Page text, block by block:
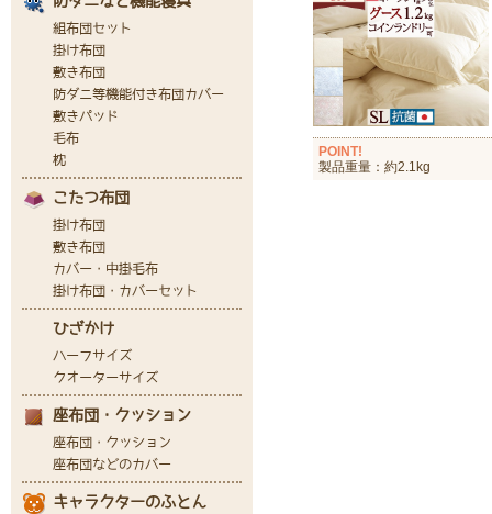
POINT!
製品重量：約2.1kg